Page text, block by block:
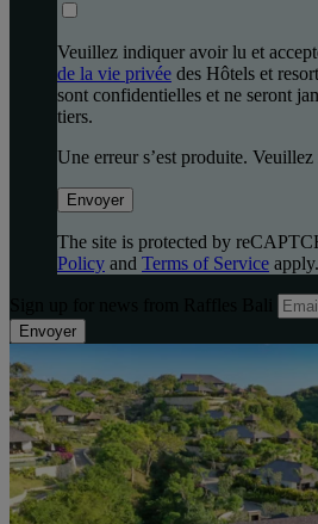
Veuillez indiquer avoir lu et
de la vie privée des Hôtels et
sont confidentielles et ne seront
tiers.
Une erreur s’est produite. Veuillez
Envoyer
The site is protected by
Policy and Terms of Service apply.
Envoyer